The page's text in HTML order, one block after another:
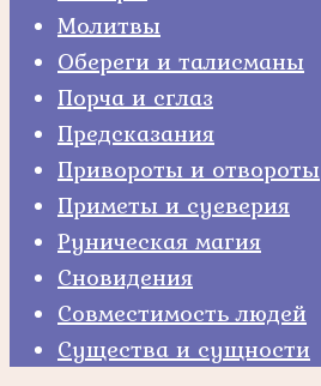
Молитвы
Обереги и талисманы
Порча и сглаз
Предсказания
Привороты и отвороты
Приметы и суеверия
Руническая магия
Сновидения
Совместимость людей
Существа и сущности